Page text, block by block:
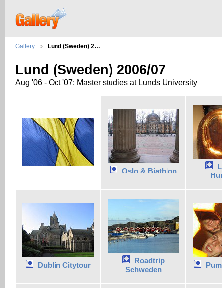
Gallery Lund (Sweden) 2…
Lund (Sweden) 2006/07
Aug '06 - Oct '07: Master studies at Lunds University
Oslo & Biathlon
Dublin Citytour
Roadtrip
Schweden